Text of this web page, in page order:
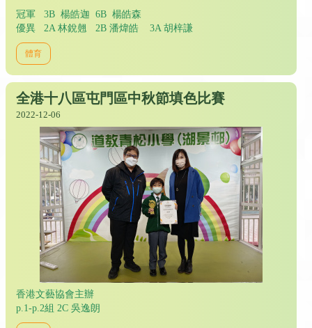
冠軍 3B 楊皓迦 6B 楊皓森
優異 2A 林銳翹 2B 潘煒皓 3A 胡梓謙
體育
全港十八區屯門區中秋節填色比賽
2022-12-06
香港文藝協會主辦
p.1-p.2組 2C 吳逸朗